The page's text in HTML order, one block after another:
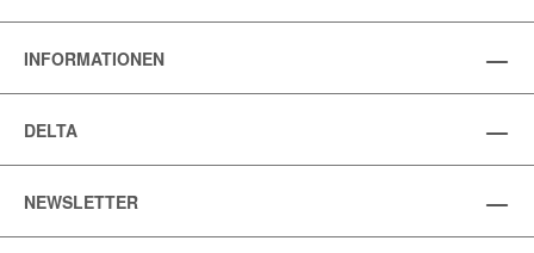
INFORMATIONEN
DELTA
NEWSLETTER